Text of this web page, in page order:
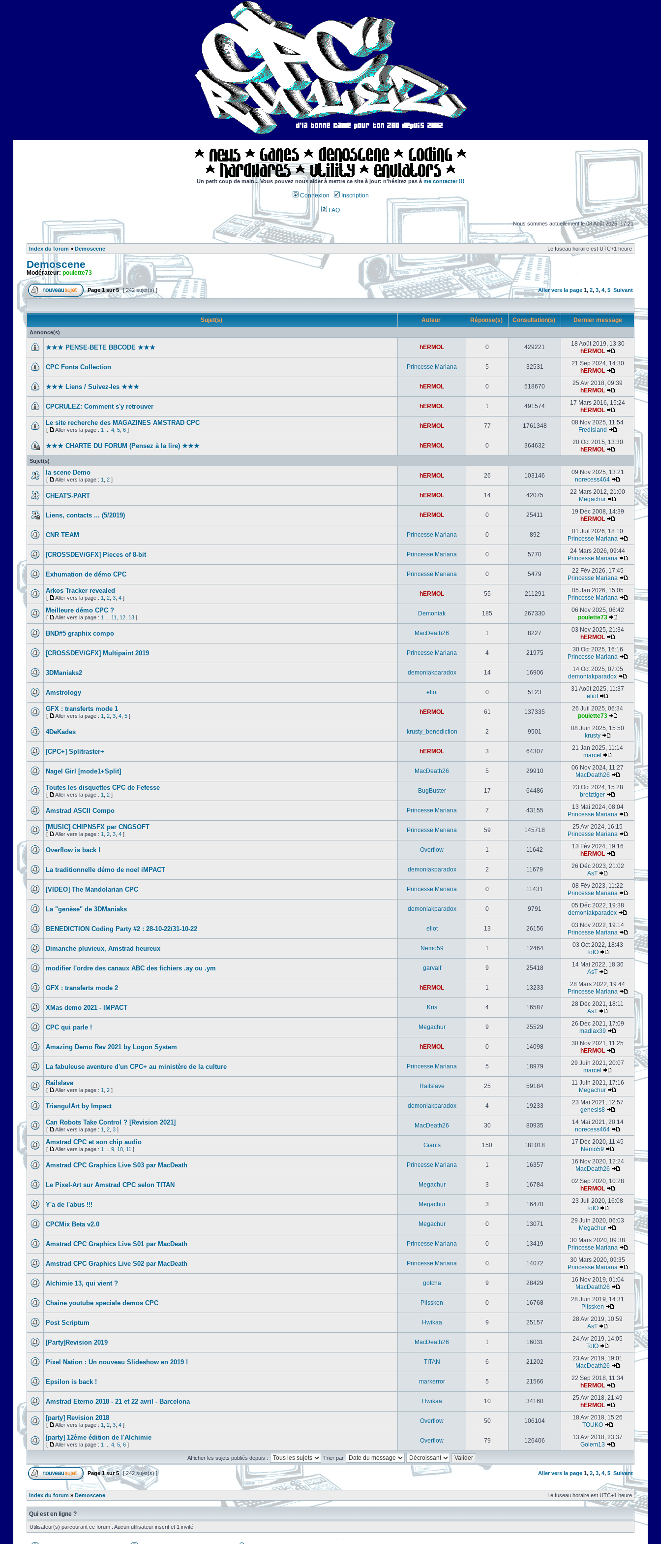
Un petit coup de main... Vous pouvez nous aider à mettre ce site à jour: n'hésitez pas à me contacter !!!
Connexion Inscription
FAQ
Nous sommes actuellement le 08 Août 2026, 17:21
Index du forum » Demoscene Le fuseau horaire est UTC+1 heure
Demoscene
Modérateur: poulette73
Page1sur5 [ 242 sujet(s) ] Aller vers la page 1, 2, 3, 4, 5 Suivant
Sujet(s) Auteur Réponse(s) Consultation(s) Dernier message
Annonce(s)
★★★ PENSE-BETE BBCODE ★★★ hERMOL 0 429221
18 Août 2019, 13:30
hERMOL
CPC Fonts Collection Princesse Mariana 5 32531
21 Sep 2024, 14:30
hERMOL
★★★ Liens / Suivez-les ★★★ hERMOL 0 518670
25 Avr 2018, 09:39
hERMOL
CPCRULEZ: Comment s'y retrouver‎ hERMOL 1 491574
17 Mars 2016, 15:24
hERMOL
Le site recherche des MAGAZINES AMSTRAD CPC
[ Aller vers la page : 1 4 5 6 ]
hERMOL 77 1761348
08 Nov 2025, 11:54
Fredisland
★★★ CHARTE DU FORUM (Pensez à la lire) ★★★ hERMOL 0 364632
20 Oct 2015, 13:30
hERMOL
Sujet(s)
la scene Demo
[ Aller vers la page : 1 2 ]
hERMOL 26 103146
09 Nov 2025, 13:21
norecess464
CHEATS-PART hERMOL 14 42075
22 Mars 2012, 21:00
Megachur
Liens, contacts ... (5/2019) hERMOL 0 25411
19 Déc 2008, 14:39
hERMOL
CNR TEAM Princesse Mariana 0 892
01 Juil 2026, 18:10
Princesse Mariana
[CROSSDEV/GFX] Pieces of 8-bit Princesse Mariana 0 5770
24 Mars 2026, 09:44
Princesse Mariana
Exhumation de démo CPC Princesse Mariana 0 5479
22 Fév 2026, 17:45
Princesse Mariana
Arkos Tracker revealed
[ Aller vers la page : 1 2 3 4 ]
hERMOL 55 211291
05 Jan 2026, 15:05
Princesse Mariana
Meilleure démo CPC ?
[ Aller vers la page : 1 11 12 13 ]
Demoniak 185 267330
06 Nov 2025, 06:42
poulette73
BND#5 graphix compo MacDeath26 1 8227
03 Nov 2025, 21:34
hERMOL
[CROSSDEV/GFX] Multipaint 2019 Princesse Mariana 4 21975
30 Oct 2025, 16:16
Princesse Mariana
3DManiaks2 demoniakparadox 14 16906
14 Oct 2025, 07:05
demoniakparadox
Amstrology eliot 0 5123
31 Août 2025, 11:37
eliot
GFX : transferts mode 1
[ Aller vers la page : 1 2 3 4 5 ]
hERMOL 61 137335
26 Juil 2025, 06:34
poulette73
4DeKades krusty_benediction 2 9501
08 Juin 2025, 15:50
krusty
[CPC+] Splitraster+ hERMOL 3 64307
21 Jan 2025, 11:14
marcel
Nagel Girl [mode1+Split] MacDeath26 5 29910
06 Nov 2024, 11:27
MacDeath26
Toutes les disquettes CPC de Fefesse
[ Aller vers la page : 1 2 ]
BugBuster 17 64486
23 Oct 2024, 15:28
breiztiger
Amstrad ASCII Compo Princesse Mariana 7 43155
13 Mai 2024, 08:04
Princesse Mariana
[MUSIC] CHIPNSFX par CNGSOFT
[ Aller vers la page : 1 2 3 4 ]
Princesse Mariana 59 145718
25 Avr 2024, 16:15
Princesse Mariana
Overflow is back ! Overflow 1 11642
13 Fév 2024, 19:16
hERMOL
La traditionnelle démo de noel iMPACT demoniakparadox 2 11679
26 Déc 2023, 21:02
AsT
[VIDEO] The Mandolarian CPC Princesse Mariana 0 11431
08 Fév 2023, 11:22
Princesse Mariana
La "genèse" de 3DManiaks demoniakparadox 0 9791
05 Déc 2022, 19:38
demoniakparadox
BENEDICTION Coding Party #2 : 28-10-22/31-10-22 eliot 13 26156
03 Nov 2022, 19:14
Princesse Mariana
Dimanche pluvieux, Amstrad heureux Nemo59 1 12464
03 Oct 2022, 18:43
TotO
modifier l'ordre des canaux ABC des fichiers .ay ou .ym garvalf 9 25418
14 Mai 2022, 18:36
AsT
GFX : transferts mode 2 hERMOL 1 13233
28 Mars 2022, 19:44
Princesse Mariana
XMas demo 2021 - IMPACT Kris 4 16587
28 Déc 2021, 18:11
AsT
CPC qui parle ! Megachur 9 25529
26 Déc 2021, 17:09
madlax39
Amazing Demo Rev 2021 by Logon System hERMOL 0 14098
30 Nov 2021, 11:25
hERMOL
La fabuleuse aventure d'un CPC+ au ministère de la culture Princesse Mariana 5 18979
29 Juin 2021, 20:07
marcel
Railslave
[ Aller vers la page : 1 2 ]
Railslave 25 59184
11 Juin 2021, 17:16
Megachur
TriangulArt by Impact demoniakparadox 4 19233
23 Mai 2021, 12:57
genesis8
Can Robots Take Control ? [Revision 2021]
[ Aller vers la page : 1 2 3 ]
MacDeath26 30 80935
14 Mai 2021, 20:14
norecess464
Amstrad CPC et son chip audio
[ Aller vers la page : 1 9 10 11 ]
Giants 150 181018
17 Déc 2020, 11:45
Nemo59
Amstrad CPC Graphics Live S03 par MacDeath Princesse Mariana 1 16357
16 Nov 2020, 12:24
MacDeath26
Le Pixel-Art sur Amstrad CPC selon TITAN Megachur 3 16784
02 Sep 2020, 10:28
hERMOL
Y'a de l'abus !!! Megachur 3 16470
23 Juil 2020, 16:08
TotO
CPCMix Beta v2.0 Megachur 0 13071
29 Juin 2020, 06:03
Megachur
Amstrad CPC Graphics Live S01 par MacDeath Princesse Mariana 0 13419
30 Mars 2020, 09:38
Princesse Mariana
Amstrad CPC Graphics Live S02 par MacDeath Princesse Mariana 0 14072
30 Mars 2020, 09:35
Princesse Mariana
Alchimie 13, qui vient ? gotcha 9 28429
16 Nov 2019, 01:04
MacDeath26
Chaine youtube speciale demos CPC Plissken 0 16768
28 Juin 2019, 14:31
Plissken
Post Scriptum Hwikaa 9 25157
28 Avr 2019, 10:59
AsT
[Party]Revision 2019 MacDeath26 1 16031
24 Avr 2019, 14:05
TotO
Pixel Nation : Un nouveau Slideshow en 2019 ! TITAN 6 21202
23 Avr 2019, 19:01
MacDeath26
Epsilon is back ! markerror 5 21566
22 Sep 2018, 11:34
hERMOL
Amstrad Eterno 2018 - 21 et 22 avril - Barcelona Hwikaa 10 34160
25 Avr 2018, 21:49
hERMOL
[party] Revision 2018
[ Aller vers la page : 1 2 3 4 ]
Overflow 50 106104
18 Avr 2018, 15:26
TOUKO
[party] 12ème édition de l'Alchimie
[ Aller vers la page : 1 4 5 6 ]
Overflow 79 126406
13 Avr 2018, 23:37
Golem13
Afficher les sujets publiés depuis : Trier par
Page1sur5 [ 242 sujet(s) ] Aller vers la page 1, 2, 3, 4, 5 Suivant
Index du forum » Demoscene Le fuseau horaire est UTC+1 heure
Qui est en ligne ?
Utilisateur(s) parcourant ce forum : Aucun utilisateur inscrit et 1 invité